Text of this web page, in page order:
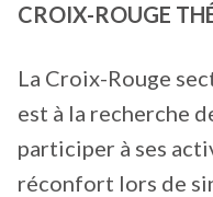
CROIX-ROUGE
La Croix-Rouge
est à la recherche
participer à ses
réconfort lors de